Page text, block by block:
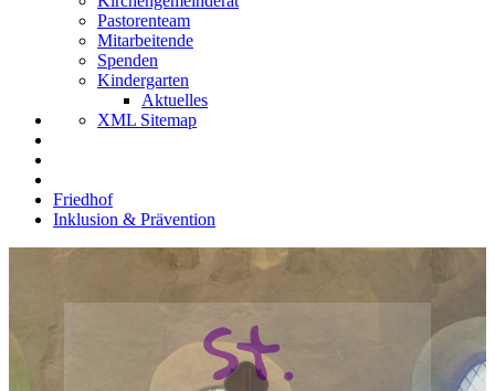
Pastorenteam
Mitarbeitende
Spenden
Kindergarten
Aktuelles
XML Sitemap
Friedhof
Inklusion & Prävention
St.